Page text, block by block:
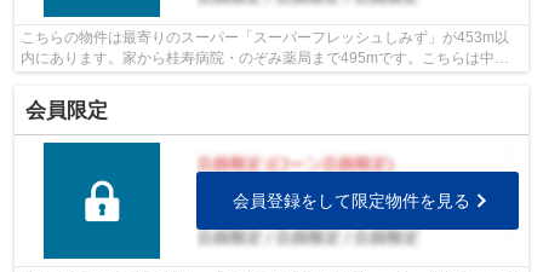
こちらの物件は最寄りのスーパー「スーパーフレッシュしみず」が453m以
内にあります。家から桂寿病院・のぞみ薬局まで495mです。こちらは中古
会員限定
会員登録をして限定物件を見る